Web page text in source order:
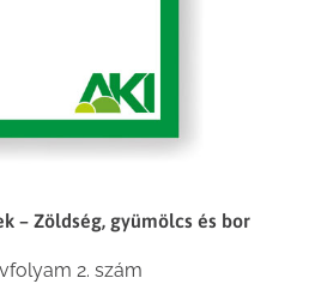
– Zöldség, gyümölcs és bor
2. szám